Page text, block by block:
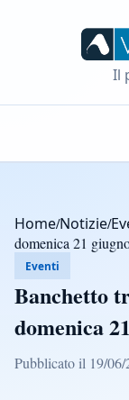
Il
Home/Notizie/
domenica 21
Eventi
Banchetto
domenica
Pubblicato il 19/